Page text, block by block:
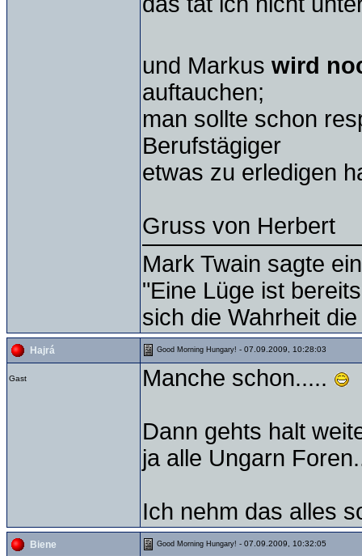
und Markus wird
auftauchen;
man sollte schon
Berufstägiger
etwas zu erledigen
Gruss von Herbert
Mark Twain sagte
"Eine Lüge ist
sich die Wahrheit
Hajrá Good Morning Hungary! - 07.09.2009, 10:28:03
Gast Manche schon.....
Dann gehts halt
ja alle Ungarn
Ich nehm das alles
Biene Good Morning Hungary! - 07.09.2009, 10:32:05